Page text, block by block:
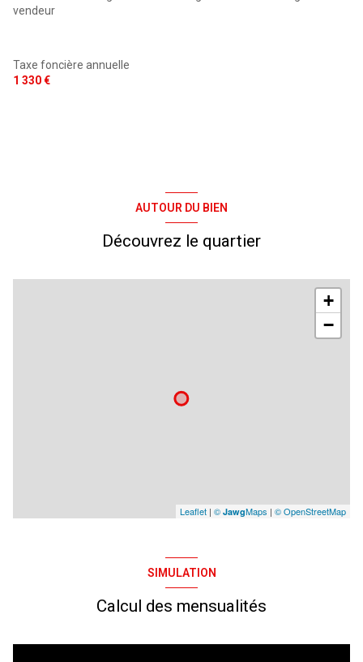
entrée
vendeur
Taxe foncière annuelle
1 330 €
AUTOUR DU BIEN
Découvrez le quartier
+
−
Leaflet | © JawgMaps | © OpenStreetMap
SIMULATION
Calcul des mensualités